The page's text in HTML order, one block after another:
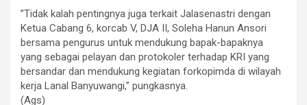
”Tidak kalah pentingnya juga terkait Jalasenastri dengan
Ketua Cabang 6, korcab V, DJA II, Soleha Hanun Ansori
bersama pengurus untuk mendukung bapak-bapaknya
yang sebagai pelayan dan protokoler terhadap KRI yang
bersandar dan mendukung kegiatan forkopimda di wilayah
kerja Lanal Banyuwangi,” pungkasnya.
(Ags)